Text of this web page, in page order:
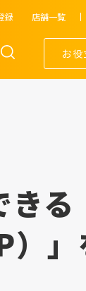
録 店舗一覧
お
き
）